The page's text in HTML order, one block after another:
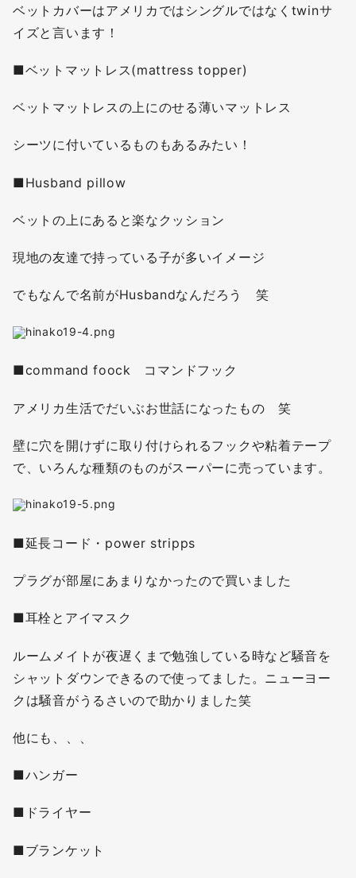
ベットカバーはアメリカではシングルではなくtwinサ
イズと言います！
■ベットマットレス(mattress topper)
ベットマットレスの上にのせる薄いマットレス
シーツに付いているものもあるみたい！
■Husband pillow
ベットの上にあると楽なクッション
現地の友達で持っている子が多いイメージ
でもなんで名前がHusbandなんだろう 笑
■command foock コマンドフック
アメリカ生活でだいぶお世話になったもの 笑
壁に穴を開けずに取り付けられるフックや粘着テープ
で、いろんな種類のものがスーパーに売っています。
■延長コード・power stripps
プラグが部屋にあまりなかったので買いました
■耳栓とアイマスク
ルームメイトが夜遅くまで勉強している時など騒音を
シャットダウンできるので使ってました。ニューヨー
クは騒音がうるさいので助かりました笑
他にも、、、
■ハンガー
■ドライヤー
■ブランケット